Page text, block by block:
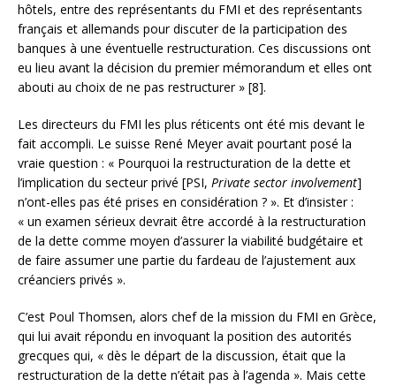
hôtels, entre des représentants du FMI et des représentants
français et allemands pour discuter de la participation des
banques à une éventuelle restructuration. Ces discussions ont
eu lieu avant la décision du premier mémorandum et elles ont
abouti au choix de ne pas restructurer » [8].
Les directeurs du FMI les plus réticents ont été mis devant le
fait accompli. Le suisse René Meyer avait pourtant posé la
vraie question : « Pourquoi la restructuration de la dette et
l’implication du secteur privé [PSI, Private sector involvement]
n’ont-elles pas été prises en considération ? ». Et d’insister :
« un examen sérieux devrait être accordé à la restructuration
de la dette comme moyen d’assurer la viabilité budgétaire et
de faire assumer une partie du fardeau de l’ajustement aux
créanciers privés ».
C’est Poul Thomsen, alors chef de la mission du FMI en Grèce,
qui lui avait répondu en invoquant la position des autorités
grecques qui, « dès le départ de la discussion, était que la
restructuration de la dette n’était pas à l’agenda ». Mais cette